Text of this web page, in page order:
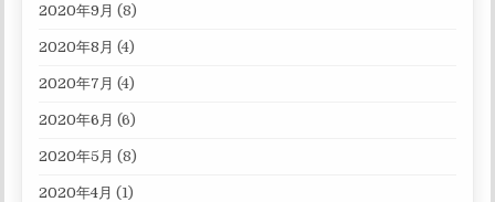
2020年9月 (8)
2020年8月 (4)
2020年7月 (4)
2020年6月 (6)
2020年5月 (8)
2020年4月 (1)